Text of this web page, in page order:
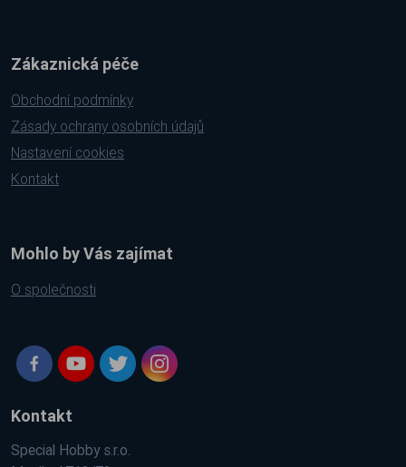
Zákaznická péče
Obchodní podmínky
Zásady ochrany osobních údajů
Nastavení cookies
Kontakt
Mohlo by Vás zajímat
O společnosti
Kontakt
Special Hobby s.r.o.